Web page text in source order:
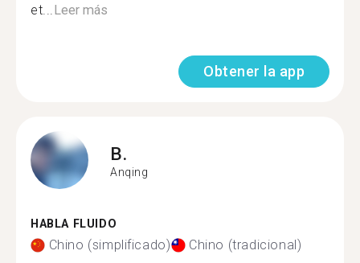
et... Leer más
Obtener la app
B.
Anqing
HABLA FLUIDO
Chino (simplificado) Chino (tradicional)